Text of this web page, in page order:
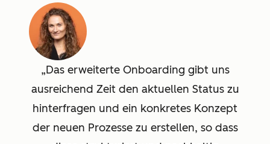
Das erweiterte Onboarding gibt uns
ausreichend Zeit den aktuellen Status zu
hinterfragen und ein konkretes Konzept
der neuen Prozesse zu erstellen, so dass